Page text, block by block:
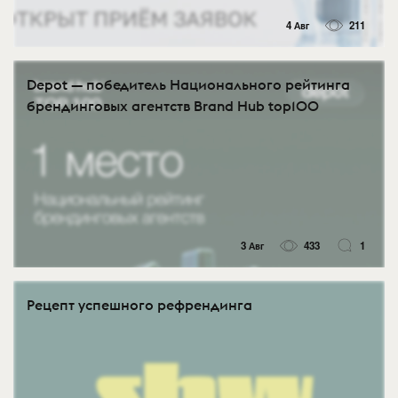
4 Авг 211
Depot — победитель Национального рейтинга
брендинговых агентств Brand Hub top100
3 Авг 433 1
Рецепт успешного рефрендинга